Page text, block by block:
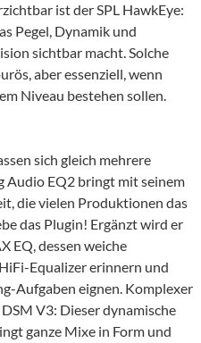
ist der SPL HawkEye:
Pegel, Dynamik und
sichtbar macht. Solche
aber essenziell, wenn
Niveau bestehen sollen.
sich gleich mehrere
Audio EQ2 bringt mit seinem
die vielen Produktionen das
das Plugin! Ergänzt wird er
EQ, dessen weiche
Equalizer erinnern und
Aufgaben eignen. Komplexer
V3: Dieser dynamische
ganze Mixe in Form und